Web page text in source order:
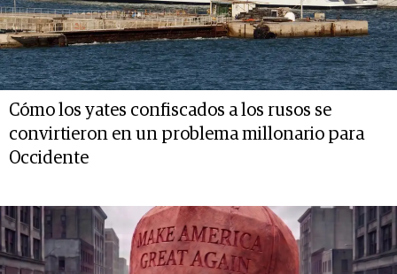
Cómo los yates confiscados a los rusos se
convirtieron en un problema millonario para
Occidente